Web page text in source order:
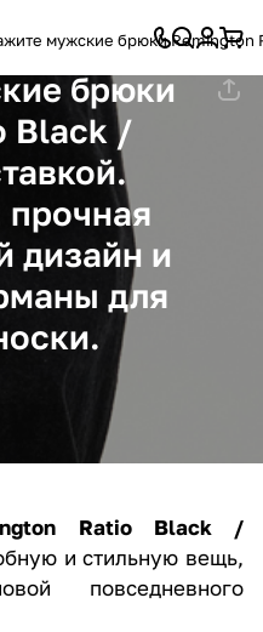
мужские брюки Remington
брюки
Black /
прочная
дизайн и
для
Ratio Black /
и стильную вещь,
повседневного